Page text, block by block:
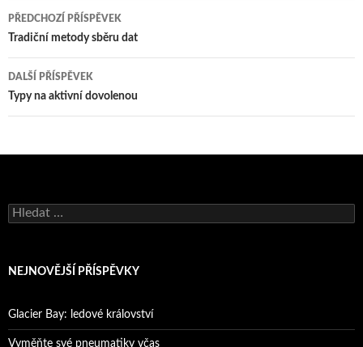
Navigace
pro
příspěvky
PŘEDCHOZÍ PŘÍSPĚVEK
Tradiční metody sběru dat
DALŠÍ PŘÍSPĚVEK
Typy na aktivní dovolenou
Vyhledávání
NEJNOVĚJŠÍ PŘÍSPĚVKY
Glacier Bay: ledové království
Vyměňte své pneumatiky včas